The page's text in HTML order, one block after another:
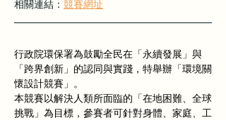
相關連結： 競賽網址
行政院環保署為鼓勵全民在「永續發展」與
「跨界創新」的認同與實踐，特舉辦「環境關
懷設計競賽」。
本競賽以解決人類所面臨的「在地困難、全球
挑戰」為目標，參賽者可針對身體、家庭、工